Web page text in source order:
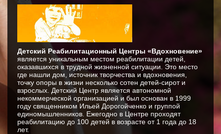
Детский Реабилитационный Центры «Вдохновение»
является уникальным местом реабилитации детей,
оказавшихся в трудной жизненной ситуации. Это место
где нашли дом, источник творчества и вдохновения,
точку опоры в жизни несколько сотен детей-сирот и
взрослых. Детский Центр является автономной
некоммерческой организацией и был основан в 1999
году священником Ильей Дорогойченко и группой
единомышленников. Ежегодно в Центре проходят
реабилитацию до 100 детей в возрасте от 1 года до 18
лет.